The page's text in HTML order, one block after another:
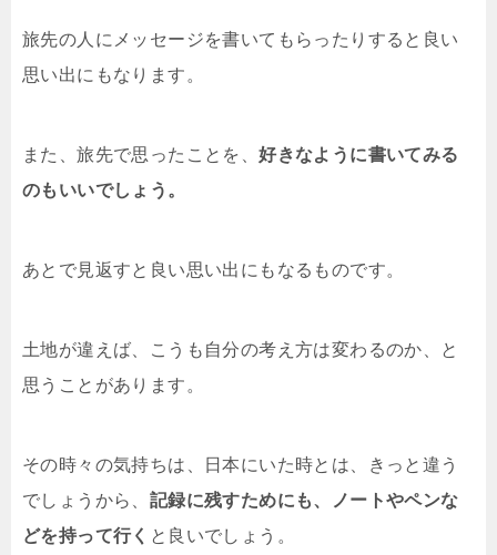
旅先の人にメッセージを書いてもらったりすると良い
思い出にもなります。
また、旅先で思ったことを、好きなように書いてみる
のもいいでしょう。
あとで見返すと良い思い出にもなるものです。
土地が違えば、こうも自分の考え方は変わるのか、と
思うことがあります。
その時々の気持ちは、日本にいた時とは、きっと違う
でしょうから、 記録に残すためにも、ノートやペンな
どを持って行く と良いでしょう。